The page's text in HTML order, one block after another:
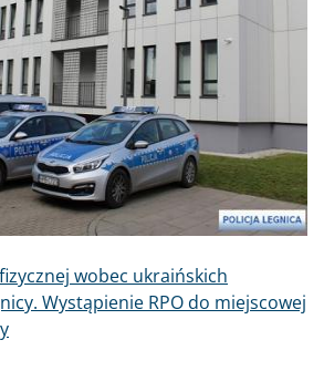
wobec ukraińskich
Wystąpienie RPO do miejscowej